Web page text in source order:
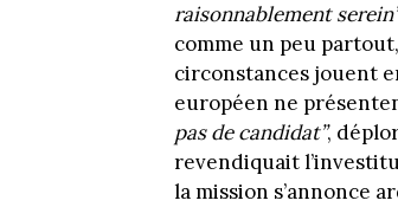
raisonnablement
comme un peu
circonstances jouent
européen ne
pas de candidat”,
revendiquait
la mission s’annonce